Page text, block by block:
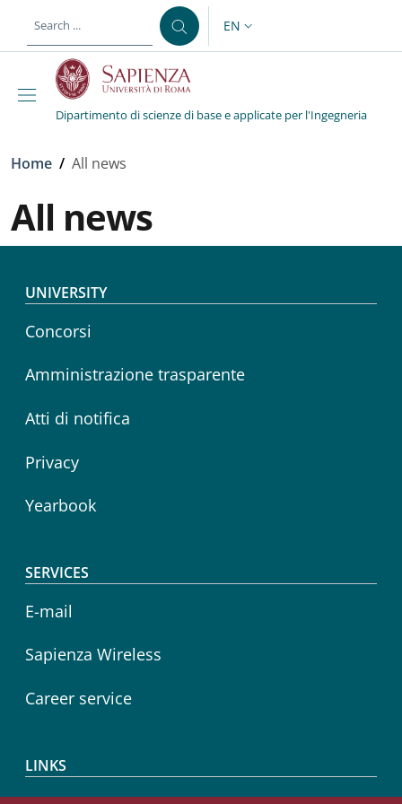
LANGUAGE SWITCHER:
EN
Dipartimento di scienze di base e applicate per l'Ingegneria
Breadcrumb
Home / All news
All news
Footer menu
UNIVERSITY
Concorsi
Amministrazione trasparente
Atti di notifica
Privacy
Yearbook
SERVICES
E-mail
Sapienza Wireless
Career service
LINKS